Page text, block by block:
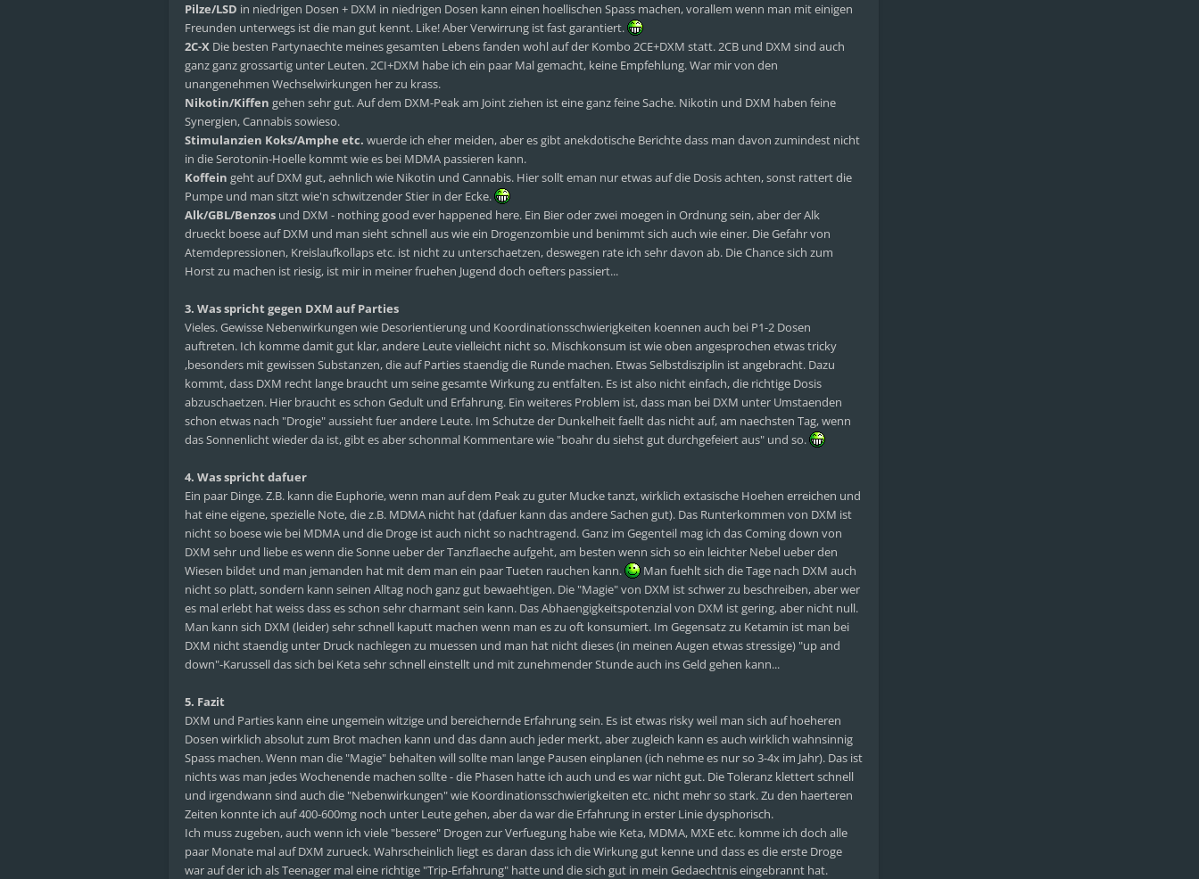
Pilze/LSD in niedrigen Dosen + DXM in niedrigen Dosen kann einen hoellischen Spass machen, vorallem wenn man mit einigen
Freunden unterwegs ist die man gut kennt. Like! Aber Verwirrung ist fast garantiert.
2C-X Die besten Partynaechte meines gesamten Lebens fanden wohl auf der Kombo 2CE+DXM statt. 2CB und DXM sind auch
ganz ganz grossartig unter Leuten. 2CI+DXM habe ich ein paar Mal gemacht, keine Empfehlung. War mir von den
unangenehmen Wechselwirkungen her zu krass.
Nikotin/Kiffen gehen sehr gut. Auf dem DXM-Peak am Joint ziehen ist eine ganz feine Sache. Nikotin und DXM haben feine
Synergien, Cannabis sowieso.
Stimulanzien Koks/Amphe etc. wuerde ich eher meiden, aber es gibt anekdotische Berichte dass man davon zumindest nicht
in die Serotonin-Hoelle kommt wie es bei MDMA passieren kann.
Koffein geht auf DXM gut, aehnlich wie Nikotin und Cannabis. Hier sollt eman nur etwas auf die Dosis achten, sonst rattert die
Pumpe und man sitzt wie'n schwitzender Stier in der Ecke.
Alk/GBL/Benzos und DXM - nothing good ever happened here. Ein Bier oder zwei moegen in Ordnung sein, aber der Alk
drueckt boese auf DXM und man sieht schnell aus wie ein Drogenzombie und benimmt sich auch wie einer. Die Gefahr von
Atemdepressionen, Kreislaufkollaps etc. ist nicht zu unterschaetzen, deswegen rate ich sehr davon ab. Die Chance sich zum
Horst zu machen ist riesig, ist mir in meiner fruehen Jugend doch oefters passiert...
3. Was spricht gegen DXM auf Parties
Vieles. Gewisse Nebenwirkungen wie Desorientierung und Koordinationsschwierigkeiten koennen auch bei P1-2 Dosen
auftreten. Ich komme damit gut klar, andere Leute vielleicht nicht so. Mischkonsum ist wie oben angesprochen etwas tricky
,besonders mit gewissen Substanzen, die auf Parties staendig die Runde machen. Etwas Selbstdisziplin ist angebracht. Dazu
kommt, dass DXM recht lange braucht um seine gesamte Wirkung zu entfalten. Es ist also nicht einfach, die richtige Dosis
abzuschaetzen. Hier braucht es schon Gedult und Erfahrung. Ein weiteres Problem ist, dass man bei DXM unter Umstaenden
schon etwas nach "Drogie" aussieht fuer andere Leute. Im Schutze der Dunkelheit faellt das nicht auf, am naechsten Tag, wenn
das Sonnenlicht wieder da ist, gibt es aber schonmal Kommentare wie "boahr du siehst gut durchgefeiert aus" und so.
4. Was spricht dafuer
Ein paar Dinge. Z.B. kann die Euphorie, wenn man auf dem Peak zu guter Mucke tanzt, wirklich extasische Hoehen erreichen und
hat eine eigene, spezielle Note, die z.B. MDMA nicht hat (dafuer kann das andere Sachen gut). Das Runterkommen von DXM ist
nicht so boese wie bei MDMA und die Droge ist auch nicht so nachtragend. Ganz im Gegenteil mag ich das Coming down von
DXM sehr und liebe es wenn die Sonne ueber der Tanzflaeche aufgeht, am besten wenn sich so ein leichter Nebel ueber den
Wiesen bildet und man jemanden hat mit dem man ein paar Tueten rauchen kann.
Man fuehlt sich die Tage nach DXM auch
nicht so platt, sondern kann seinen Alltag noch ganz gut bewaehtigen. Die "Magie" von DXM ist schwer zu beschreiben, aber wer
es mal erlebt hat weiss dass es schon sehr charmant sein kann. Das Abhaengigkeitspotenzial von DXM ist gering, aber nicht null.
Man kann sich DXM (leider) sehr schnell kaputt machen wenn man es zu oft konsumiert. Im Gegensatz zu Ketamin ist man bei
DXM nicht staendig unter Druck nachlegen zu muessen und man hat nicht dieses (in meinen Augen etwas stressige) "up and
down"-Karussell das sich bei Keta sehr schnell einstellt und mit zunehmender Stunde auch ins Geld gehen kann...
5. Fazit
DXM und Parties kann eine ungemein witzige und bereichernde Erfahrung sein. Es ist etwas risky weil man sich auf hoeheren
Dosen wirklich absolut zum Brot machen kann und das dann auch jeder merkt, aber zugleich kann es auch wirklich wahnsinnig
Spass machen. Wenn man die "Magie" behalten will sollte man lange Pausen einplanen (ich nehme es nur so 3-4x im Jahr). Das ist
nichts was man jedes Wochenende machen sollte - die Phasen hatte ich auch und es war nicht gut. Die Toleranz klettert schnell
und irgendwann sind auch die "Nebenwirkungen" wie Koordinationsschwierigkeiten etc. nicht mehr so stark. Zu den haerteren
Zeiten konnte ich auf 400-600mg noch unter Leute gehen, aber da war die Erfahrung in erster Linie dysphorisch.
Ich muss zugeben, auch wenn ich viele "bessere" Drogen zur Verfuegung habe wie Keta, MDMA, MXE etc. komme ich doch alle
paar Monate mal auf DXM zurueck. Wahrscheinlich liegt es daran dass ich die Wirkung gut kenne und dass es die erste Droge
war auf der ich als Teenager mal eine richtige "Trip-Erfahrung" hatte und die sich gut in mein Gedaechtnis eingebrannt hat.